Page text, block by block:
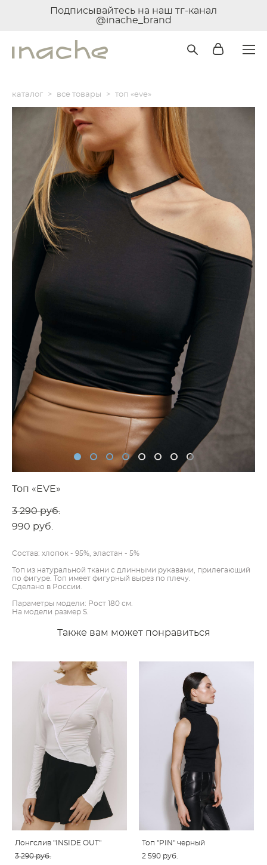
Подписывайтесь на наш тг-канал
@inache_brand
каталог > все товары > топ «eve»
Топ «EVE»
3 290 pуб.
990 pуб.
Состав: хлопок - 95%, эластан - 5%
Топ из натуральной ткани с длинными рукавами, прилегающий
по фигуре. Топ имеет фигурный вырез по плечу.
Сделано в России.
Параметры модели: Рост 180 см.
На модели размер S.
Также вам может понравиться
Лонгслив "INSIDE OUT"
3 290 pуб.
Топ "PIN" черный
2 590 pуб.